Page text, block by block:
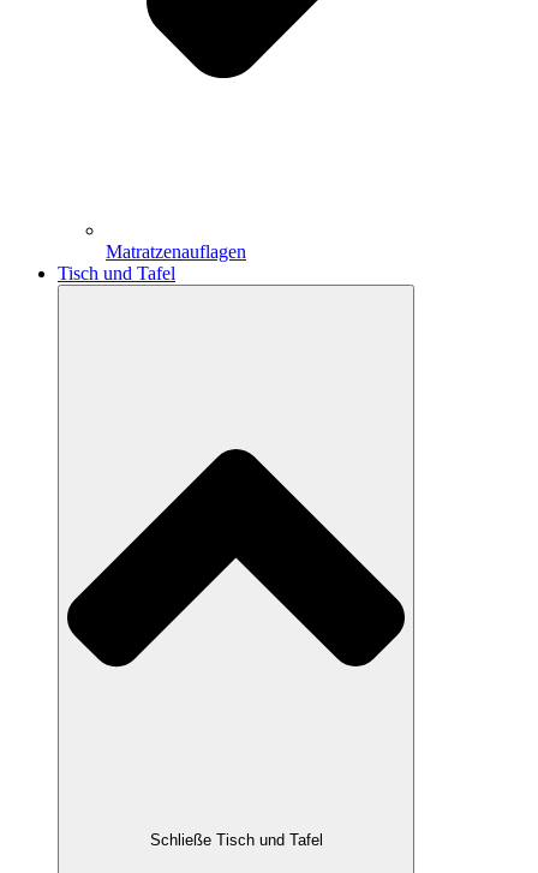
Matratzenauflagen
Tisch und Tafel
Schließe Tisch und Tafel